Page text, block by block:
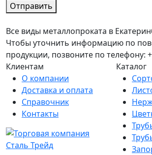
Отправить
Все виды металлопроката в
Чтобы уточнить информацию по
продукции, позвоните по телефону:
Клиентам
О компании
Доставка и оплата
Справочник
Контакты
Каталог